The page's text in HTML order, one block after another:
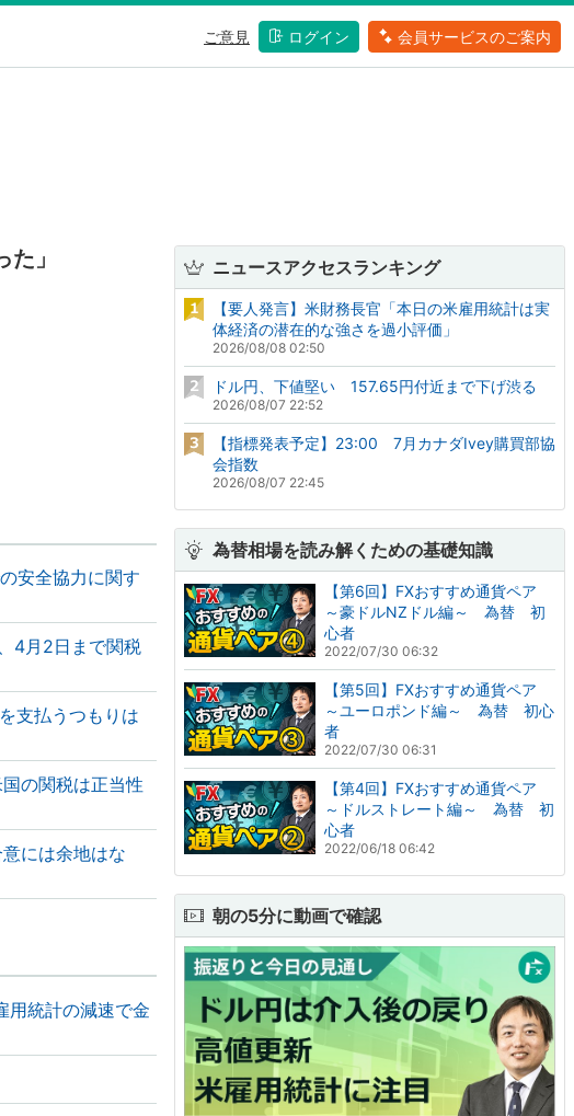
ご意見 ログイン 会員サービスのご案内
」
安全協力に関す
4月2日まで関税
支払うつもりは
の関税は正当性
には余地はな
統計の減速で金
ニュースアクセスランキング
【要人発言】米財務長官「本日の米雇用統計は実
体経済の潜在的な強さを過小評価」
2026/08/08 02:50
ドル円、下値堅い 157.65円付近まで下げ渋る
2026/08/07 22:52
【指標発表予定】23:00 7月カナダIvey購買部協
会指数
2026/08/07 22:45
為替相場を読み解くための基礎知識
【第6回】FXおすすめ通貨ペア
～豪ドルNZドル編～ 為替 初
心者
2022/07/30 06:32
【第5回】FXおすすめ通貨ペア
～ユーロポンド編～ 為替 初心
者
2022/07/30 06:31
【第4回】FXおすすめ通貨ペア
～ドルストレート編～ 為替 初
心者
2022/06/18 06:42
朝の5分に動画で確認